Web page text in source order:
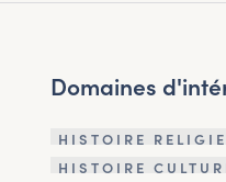
Domaines
HISTOIRE
HISTOIRE